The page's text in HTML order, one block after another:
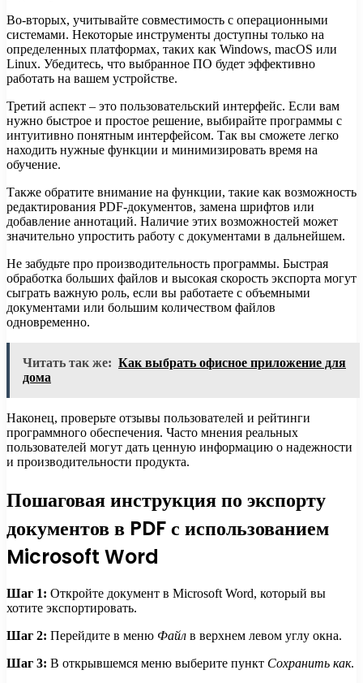
Во-вторых, учитывайте совместимость с операционными
системами. Некоторые инструменты доступны только на
определенных платформах, таких как Windows, macOS или
Linux. Убедитесь, что выбранное ПО будет эффективно
работать на вашем устройстве.
Третий аспект – это пользовательский интерфейс. Если вам
нужно быстрое и простое решение, выбирайте программы с
интуитивно понятным интерфейсом. Так вы сможете легко
находить нужные функции и минимизировать время на
обучение.
Также обратите внимание на функции, такие как возможность
редактирования PDF-документов, замена шрифтов или
добавление аннотаций. Наличие этих возможностей может
значительно упростить работу с документами в дальнейшем.
Не забудьте про производительность программы. Быстрая
обработка больших файлов и высокая скорость экспорта могут
сыграть важную роль, если вы работаете с объемными
документами или большим количеством файлов
одновременно.
Читать так же: Как выбрать офисное приложение для
дома
Наконец, проверьте отзывы пользователей и рейтинги
программного обеспечения. Часто мнения реальных
пользователей могут дать ценную информацию о надежности
и производительности продукта.
Пошаговая инструкция по экспорту
документов в PDF с использованием
Microsoft Word
Шаг 1: Откройте документ в Microsoft Word, который вы
хотите экспортировать.
Шаг 2: Перейдите в меню Файл в верхнем левом углу окна.
Шаг 3: В открывшемся меню выберите пункт Сохранить как.